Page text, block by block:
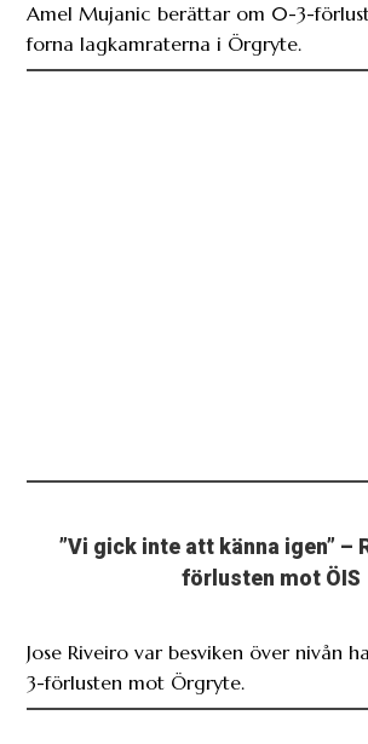
Amel Mujanic berättar om 0-3-
forna lagkamraterna i Örgryte.
”Vi gick inte att känna igen” –
förlusten mot ÖIS
Jose Riveiro var besviken över nivån
3-förlusten mot Örgryte.